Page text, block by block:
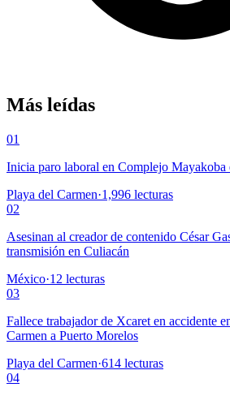
Más leídas
01
Inicia paro laboral en Complejo Mayakoba
Playa del Carmen·1,996 lecturas
02
Asesinan al creador de contenido César
transmisión en Culiacán
México·12 lecturas
03
Fallece trabajador de Xcaret en accidente
Carmen a Puerto Morelos
Playa del Carmen·614 lecturas
04